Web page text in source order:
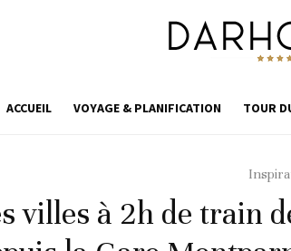
ACCUEIL VOYAGE & PLANIFICATION TOUR
villes à 2h de train